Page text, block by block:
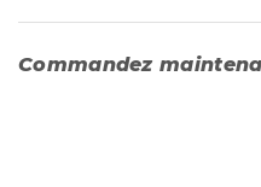
Commandez